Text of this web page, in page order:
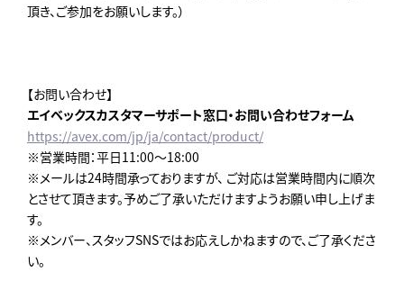
頂き、ご参加をお願いします。）
【お問い合わせ】
エイベックスカスタマーサポート窓口・お問い合わせフォーム
https://avex.com/jp/ja/contact/product/
※営業時間：平日11:00～18:00
※メールは24時間承っておりますが、 ご対応は営業時間内に順次
とさせて頂きます。予めご了承いただけますようお願い申し上げま
す。
※メンバー、スタッフSNSではお応えしかねますので、ご了承くださ
い。